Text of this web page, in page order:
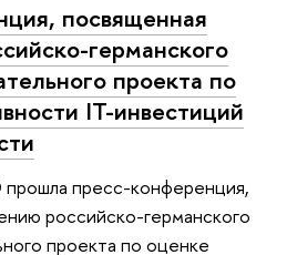
посвященная
германского
проекта по
IТ-инвестиций
пресс-конференция,
российско-германского
проекта по оценке